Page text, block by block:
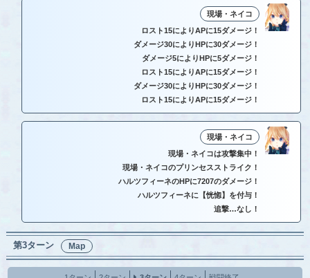
現場・ネイコ
ロスト15によりAPに15ダメージ！
ダメージ30によりHPに30ダメージ！
ダメージ5によりHPに5ダメージ！
ロスト15によりAPに15ダメージ！
ダメージ30によりHPに30ダメージ！
ロスト15によりAPに15ダメージ！
現場・ネイコ
現場・ネイコは攻撃集中！
現場・ネイコのプリンセスストライク！
ハルツフィーネのHPに7207のダメージ！
ハルツフィーネに【恍惚】を付与！
追撃…なし！
第3ターン Map